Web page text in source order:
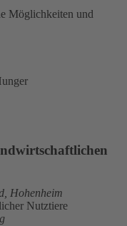
Möglichkeiten und
Hohenheim
Nutztiere